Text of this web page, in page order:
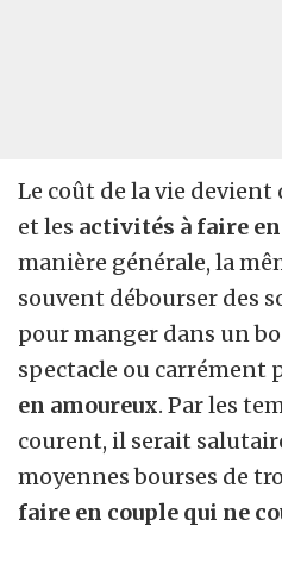
Le coût de la vie devient
et les activités à faire
manière générale, la
souvent débourser des
pour manger dans un
spectacle ou carrément
en amoureux. Par les
courent, il serait
moyennes bourses de
faire en couple qui ne